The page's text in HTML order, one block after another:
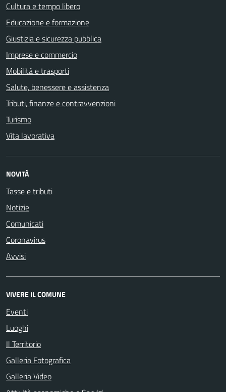
Cultura e tempo libero
Educazione e formazione
Giustizia e sicurezza pubblica
Imprese e commercio
Mobilità e trasporti
Salute, benessere e assistenza
Tributi, finanze e contravvenzioni
Turismo
Vita lavorativa
NOVITÀ
Tasse e tributi
Notizie
Comunicati
Coronavirus
Avvisi
VIVERE IL COMUNE
Eventi
Luoghi
Il Territorio
Galleria Fotografica
Galleria Video